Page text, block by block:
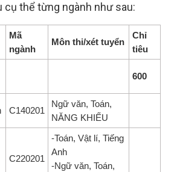
cụ thể từng ngành như sau:
Mã
ngành
Môn thi/xét tuyển
Chỉ
tiêu
600
C140201
Ngữ văn, Toán,
NĂNG KHIẾU
C220201
-Toán, Vật lí, Tiếng
Anh
-Ngữ văn, Toán,